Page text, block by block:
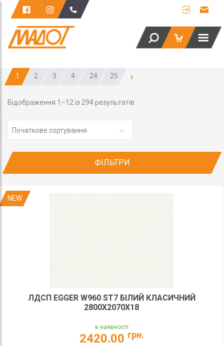
1 2 3 4 24 25 ›
Відображення 1–12 із 294 результатів
Початкове сортування
ФІЛЬТРИ
NEW
ЛДСП EGGER W960 ST7 БІЛИЙ КЛАСИЧНИЙ
2800X2070X18
в наявності
2420.00 грн.